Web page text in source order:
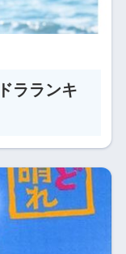
ラランキ